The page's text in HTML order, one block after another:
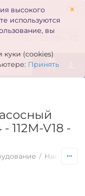
×
высокого
используются
вы
куки (cookies)
Принять
zakaz@inmarkon.ru
0
112M-V18 -
/ Насосы по